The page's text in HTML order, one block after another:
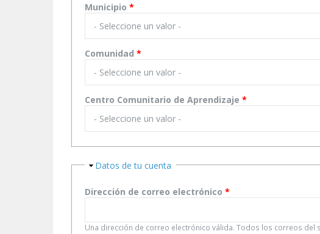
Municipio *
Comunidad *
Centro Comunitario de Aprendizaje *
Ocultar
Datos de tu cuenta
Dirección de correo electrónico *
Una dirección de correo electrónico válida. Todos los correos del